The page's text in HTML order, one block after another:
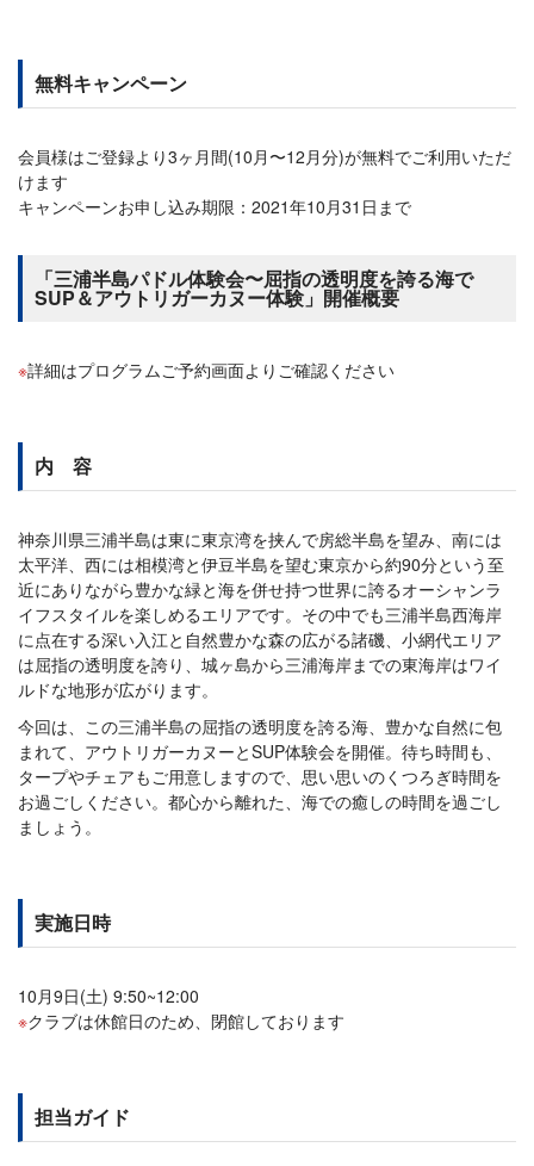
無料キャンペーン
会員様はご登録より3ヶ月間(10月〜12月分)が無料でご利用いただ
けます
キャンペーンお申し込み期限：2021年10月31日まで
「三浦半島パドル体験会〜屈指の透明度を誇る海で
SUP＆アウトリガーカヌー体験」開催概要
詳細はプログラムご予約画面よりご確認ください
内 容
神奈川県三浦半島は東に東京湾を挟んで房総半島を望み、南には
太平洋、西には相模湾と伊豆半島を望む東京から約90分という至
近にありながら豊かな緑と海を併せ持つ世界に誇るオーシャンラ
イフスタイルを楽しめるエリアです。その中でも三浦半島西海岸
に点在する深い入江と自然豊かな森の広がる諸磯、小網代エリア
は屈指の透明度を誇り、城ヶ島から三浦海岸までの東海岸はワイ
ルドな地形が広がります。
今回は、この三浦半島の屈指の透明度を誇る海、豊かな自然に包
まれて、アウトリガーカヌーとSUP体験会を開催。待ち時間も、
タープやチェアもご用意しますので、思い思いのくつろぎ時間を
お過ごしください。都心から離れた、海での癒しの時間を過ごし
ましょう。
実施日時
10月9日(土) 9:50~12:00
クラブは休館日のため、閉館しております
担当ガイド